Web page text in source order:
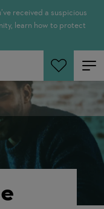
received a suspicious
learn how to protect